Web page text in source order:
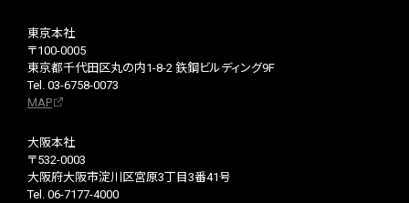
東京本社
〒100-0005
東京都千代田区丸の内1-8-2 鉃鋼ビルディング9F
Tel. 03-6758-0073
MAP
大阪本社
〒532-0003
大阪府大阪市淀川区宮原3丁目3番41号
Tel. 06-7177-4000